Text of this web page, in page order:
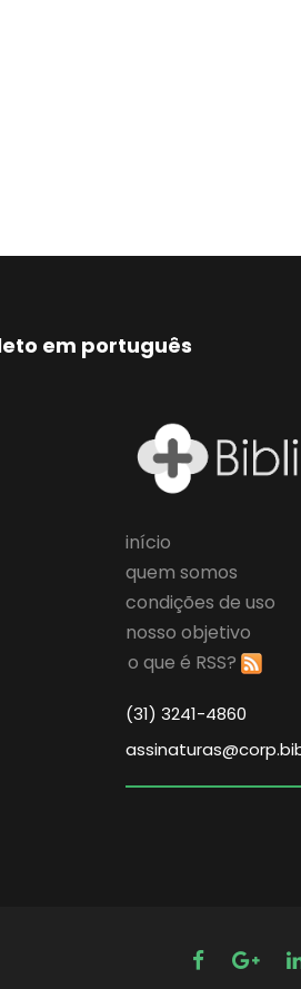
em português
início
quem somos
condições de uso
nosso objetivo
o que é RSS?
(31) 3241-4860